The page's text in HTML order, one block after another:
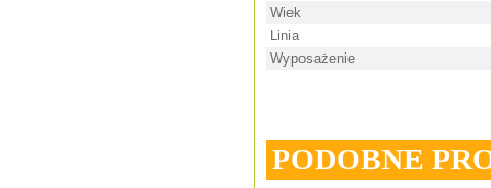
Wiek
Linia
Wyposażenie
PODOBNE